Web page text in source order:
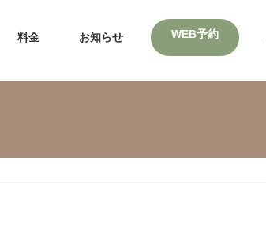
料金 お知らせ WEB予約